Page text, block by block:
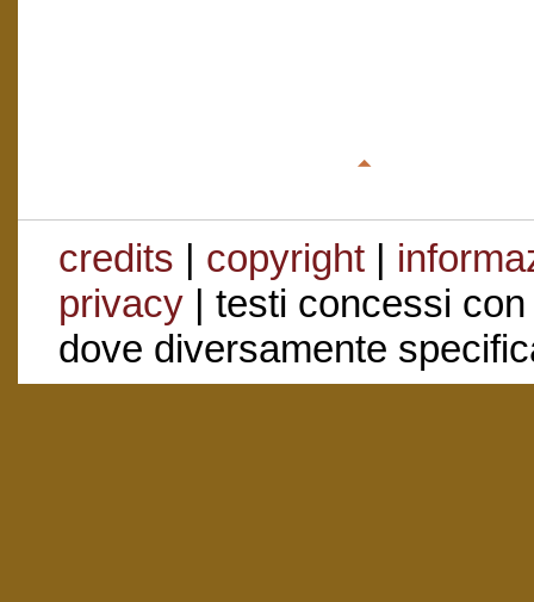
credits | copyright|
privacy| testi concessi
dove diversamente